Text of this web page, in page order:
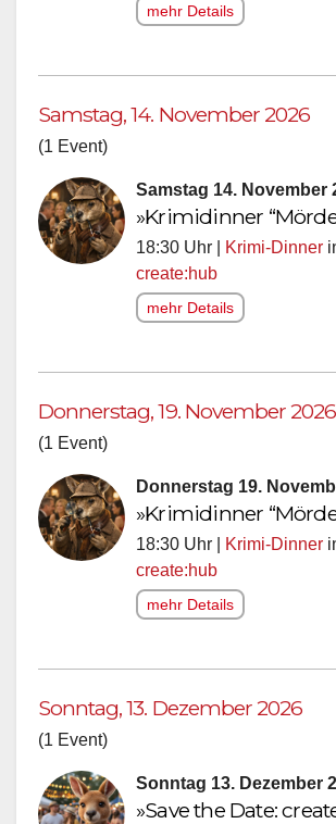
mehr Details
Samstag, 14. November 2026
(1 Event)
Samstag 14. November
»Krimidinner
18:30 Uhr | Krimi-Dinner
create:hub
mehr Details
Donnerstag, 19. November 2026
(1 Event)
Donnerstag 19.
»Krimidinner
18:30 Uhr | Krimi-Dinner
create:hub
mehr Details
Sonntag, 13. Dezember 2026
(1 Event)
Sonntag 13. Dezember
»Save the Date: